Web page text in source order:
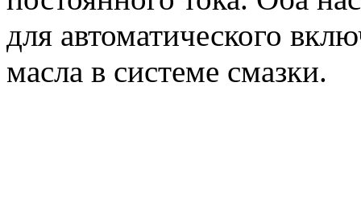
для автоматического
масла в системе смазки.